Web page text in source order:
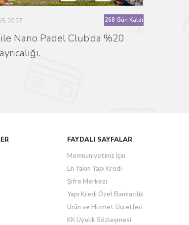
268 Gün Kaldı
Nano Padel Club’da %20
FAYDALI SAYFALAR
Memnuniyetiniz İçin
En Yakın Yapı Kredi
Şifre Merkezi
Yapı Kredi Özel Bankacılık
Ürün ve Hizmet Ücretleri
KK Üyelik Sözleşmesi